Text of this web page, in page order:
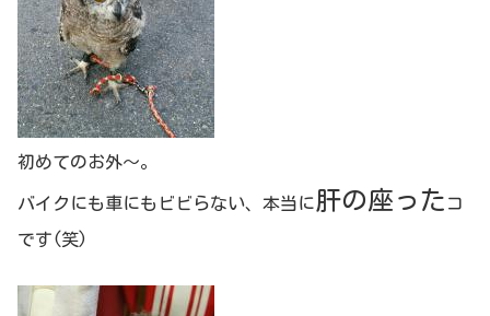
初めてのお外～。
バイクにも車にもビビらない、本当に肝の座った コ
です(笑)